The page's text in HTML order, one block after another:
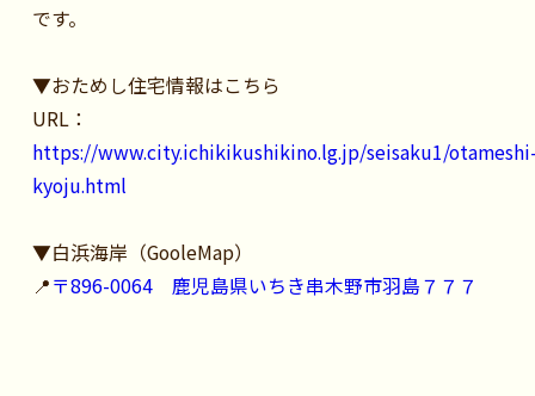
です。
▼おためし住宅情報はこちら
URL：
https://www.city.ichikikushikino.lg.jp/seisaku1/
kyoju.html
▼白浜海岸（GooleMap）
📍〒896-0064 鹿児島県いちき串木野市羽島７７７